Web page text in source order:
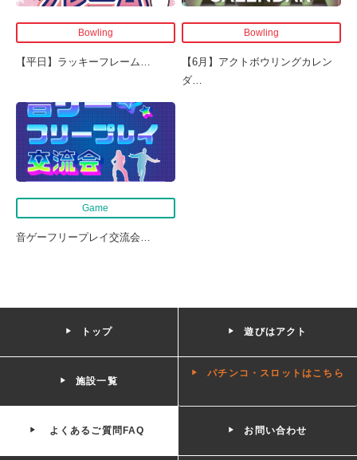
Bowling
【平日】ラッキーフレーム
Bowling
【6月】アクトボウリングカレン
ダ
Game
音ゲーフリープレイ交流会…
トップ 遊びはアクト
施設一覧
パチンコ・スロットはこちら
よくあるご質問FAQ お問い合わせ